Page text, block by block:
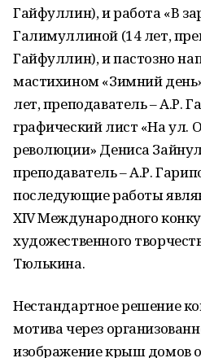
Гайфуллин), и работа «В
Галимуллиной (14 лет,
Гайфуллин), и пастозно
мастихином «Зимний
лет, преподаватель – А.Р.
графический лист «На ул.
революции» Дениса
преподаватель – А.Р.
последующие работы
XIV Международного
художественного
Тюлькина.
Нестандартное решение
мотива через
изображение крыш домов